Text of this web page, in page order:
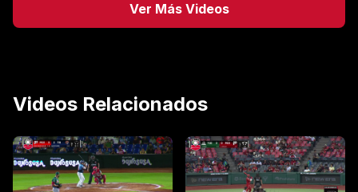
Ver Más Videos
Videos Relacionados